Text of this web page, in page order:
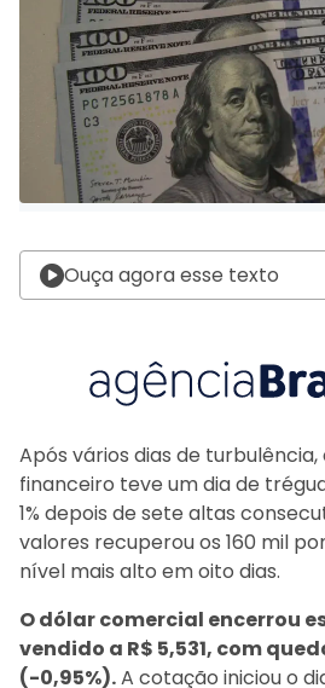
Ouça agora esse texto
Após vários dias de
financeiro teve um dia de
1% depois de sete altas
valores recuperou os 160 mil
nível mais alto em oito dias.
O dólar comercial encerrou
vendido a R$ 5,531, com
(-0,95%).A cotação iniciou o